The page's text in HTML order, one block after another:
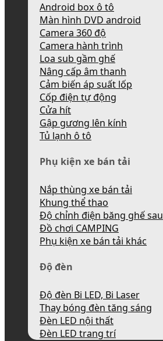
Android box ô tô
Màn hình DVD android
Camera 360 độ
Camera hành trình
Loa sub gầm ghế
Nâng cấp âm thanh
Cảm biến áp suất lốp
Cốp điện tự động
Cửa hít
Gập gương lên kính
Tủ lạnh ô tô
Phụ kiện xe bán tải
Nắp thùng xe bán tải
Khung thể thao
Độ chỉnh điện băng ghế sau
Đồ chơi CAMPING
Phụ kiện xe bán tải khác
Độ đèn
Độ đèn Bi LED, Bi Laser
Thay bóng đèn tăng sáng
Đèn LED nội thất
Đèn LED trang trí